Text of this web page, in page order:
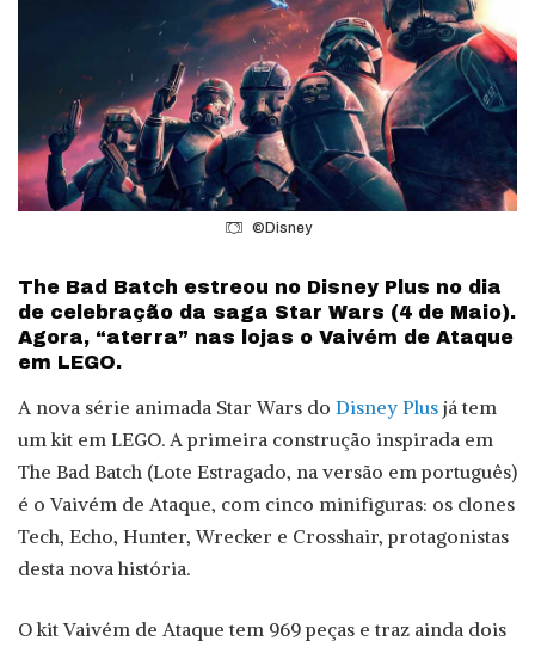
©Disney
The Bad Batch estreou no Disney Plus no dia
de celebração da saga Star Wars (4 de Maio).
Agora, “aterra” nas lojas o Vaivém de Ataque
em LEGO.
A nova série animada Star Wars do Disney Plus já tem
um kit em LEGO. A primeira construção inspirada em
The Bad Batch (Lote Estragado, na versão em português)
é o Vaivém de Ataque, com cinco minifiguras: os clones
Tech, Echo, Hunter, Wrecker e Crosshair, protagonistas
desta nova história.
O kit Vaivém de Ataque tem 969 peças e traz ainda dois